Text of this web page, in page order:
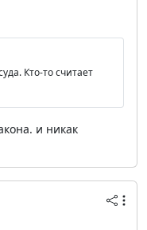
Кто-то считает
и никак